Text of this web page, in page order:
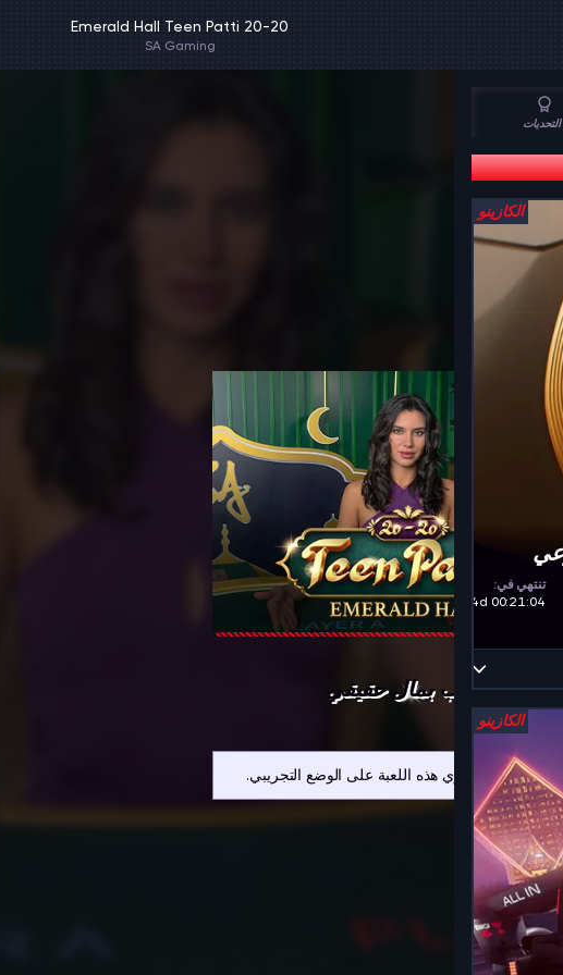
Emerald Hall Teen Patti 20-20
SA Gaming
العَب بمال حقيقي
لسوء الحظ، لا تحتوي هذه اللعبة على الوضع التجريبي.
التحديات
الكازينو
تنتهي في:
00:21:04 4d
الكازينو